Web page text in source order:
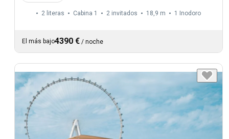
2 literas Cabina 1 2 invitados 18,9 m 1 Inodoro
El más bajo4390 € / noche